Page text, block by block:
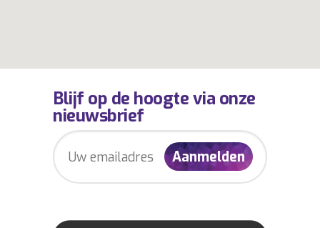
Blijf op de hoogte via onze
nieuwsbrief